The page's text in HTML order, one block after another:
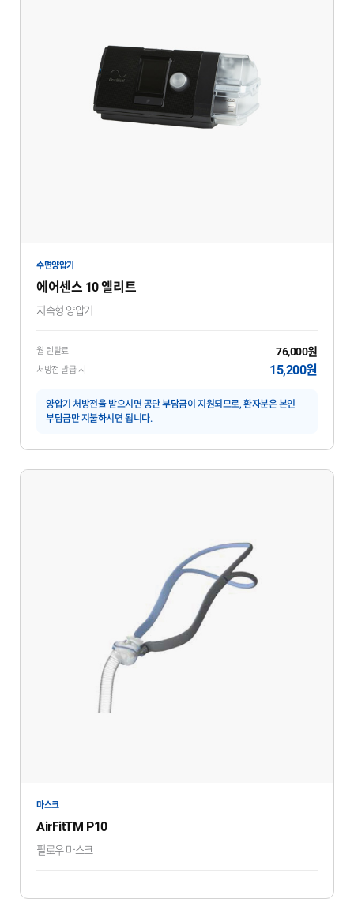
수면양압기
에어센스 10 엘리트
지속형 양압기
월 렌탈료 76,000원
처방전 발급 시 15,200원
양압기 처방전을 받으시면 공단 부담금이 지원되므로, 환자분은 본인
부담금만 지불하시면 됩니다.
마스크
AirFitTM P10
필로우 마스크